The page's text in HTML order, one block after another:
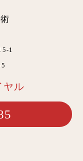
1
ヤル